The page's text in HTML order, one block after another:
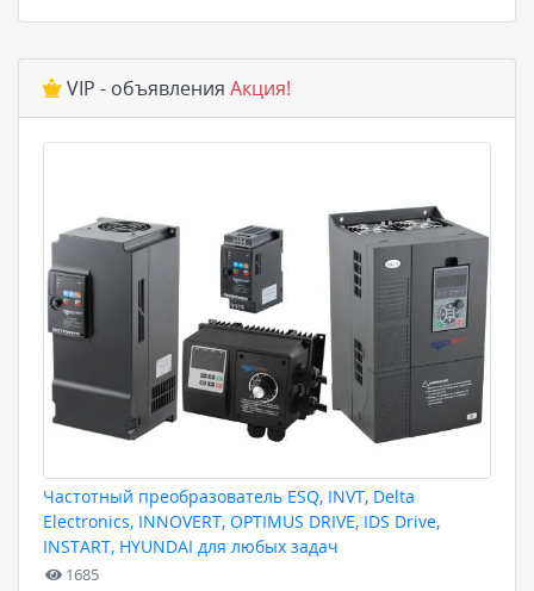
VIP - объявления Акция!
Частотный преобразователь ESQ, INVT, Delta
Electronics, INNOVERT, OPTIMUS DRIVE, IDS Drive,
INSTART, HYUNDAI для любых задач
1685